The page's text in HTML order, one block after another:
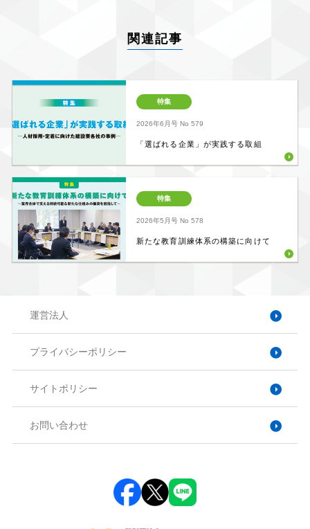
関連記事
特集
2026年6月号No 579
「選ばれる企業」が実践する取組
特集
2026年5月号No 578
新たな教育訓練体系の構築に向けて
運営法人
プライバシーポリシー
サイトポリシー
お問い合わせ